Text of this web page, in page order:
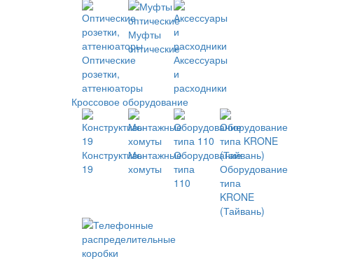
Оптические
розетки,
аттенюаторы
Муфты
оптические
Аксессуары
и
расходники
Кроссовое оборудование
Конструктивы
19
Монтажные
хомуты
Оборудование
типа
110
Оборудование
типа
KRONE
(Тайвань)